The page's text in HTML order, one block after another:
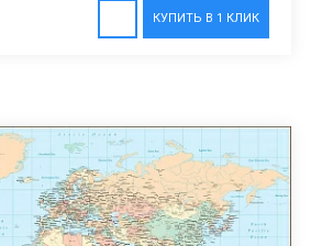
КУПИТЬ В 1 КЛИК